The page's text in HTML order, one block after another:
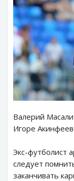
Валерий
Игоре
Экс-футболист
следует
заканчивать